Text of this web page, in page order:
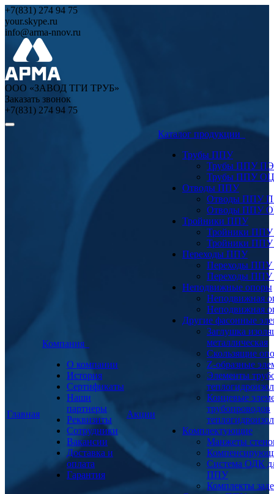
+7(831) 274 94 75
your.skype.ru
info@arma-nnov.ru
ООО «ЗАВОД ТГИ ТРУБ»
Заказать звонок
+7(831) 274 94 75
Главная
Компания
О компании
История
Сертификаты
Наши
партнеры
Реквизиты
Сотрудники
Вакансии
Доставка и
оплата
Гарантия
Акции
Каталог продукции
Трубы ППУ
Трубы ППУ ПЭ
Трубы ППУ ОЦ
Отводы ППУ
Отводы ППУ
Отводы ППУ
Тройники ППУ
Тройники
Тройники
Переходы ППУ
Переходы
Переходы
Неподвижные опоры
Неподвижная
Неподвижная
Другие фасонные
Заглушка
металлическая
Скользящие
Z-образные
Элементы
Концевые
трубопроводов
Комплектующие
Манжеты
Система ОДК
ППУ
Комплекты